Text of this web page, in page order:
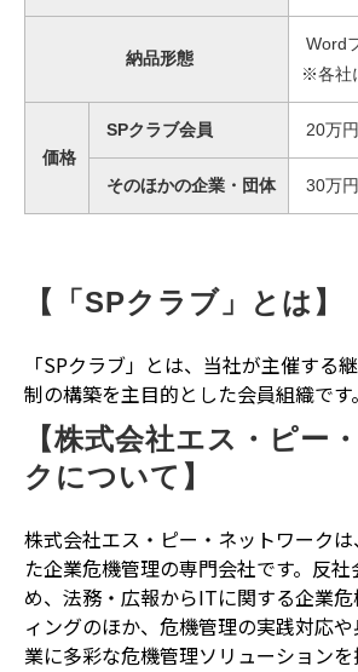
納品形態
Word
※各社
価格
SPクラブ会員 20万円
そのほかの企業・団体 30万円
【「SPクラブ」とは】
「SPクラブ」とは、当社が主催する
制の構築を主目的とした会員組織です。
【株式会社エス・ピー
クについて】
株式会社エス・ピー・ネットワーク
た企業危機管理の専門会社です。反
め、法務・広報からITに関する企業
ィングのほか、危機管理の実践対応
業に多彩な危機管理ソリューションを